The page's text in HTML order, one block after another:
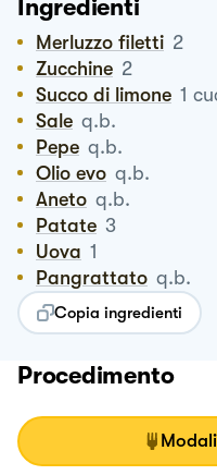
Ingredienti
Merluzzo filetti 2
Zucchine 2
Succo di limone 1
Sale q.b.
Pepe q.b.
Olio evo q.b.
Aneto q.b.
Patate 3
Uova 1
Pangrattato q.b.
Copia ingredienti
Procedimento